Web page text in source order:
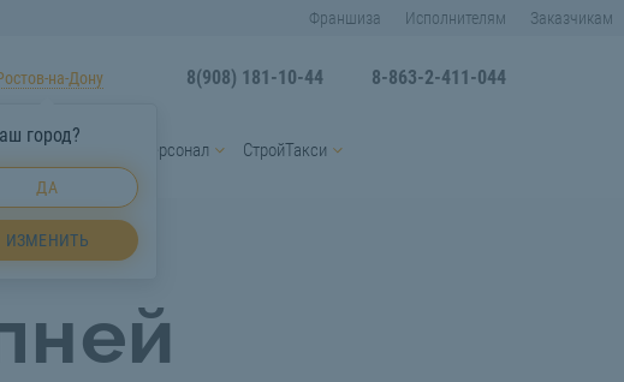
Франшиза Исполнителям Заказчикам
на-Дону
город?
ДА
ИЗМЕНИТЬ
8(908) 181-10-44 8-863-2-411-044
спецтехники Персонал СтройТакси
на-Дону